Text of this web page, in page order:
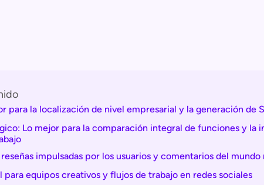
para la localización de nivel empresarial y la generación de
Lo mejor para la comparación integral de funciones y la
impulsadas por los usuarios y comentarios del mundo
para equipos creativos y flujos de trabajo en redes sociales